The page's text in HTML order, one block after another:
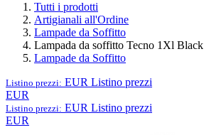
Tutti i prodotti
Artigianali all'Ordine
Lampade da Soffitto
Lampada da soffitto Tecno 1Xl Black
Lampade da Soffitto
Listino prezzi: EUR Listino prezzi
EUR
Listino prezzi: EUR Listino prezzi
EUR